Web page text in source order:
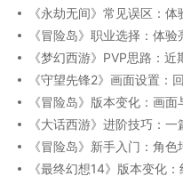
《永劫无间》常见误区：
《冒险岛》职业选择：体
《梦幻西游》PVP思路：
《守望先锋2》画面设置：
《冒险岛》版本变化：画
《大话西游》进阶技巧：
《冒险岛》新手入门：角
《最终幻想14》版本变化